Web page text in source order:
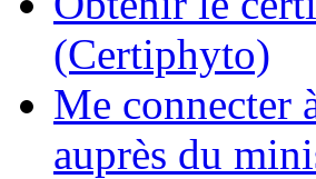
(Certiphyto)
Me connecter
auprès du